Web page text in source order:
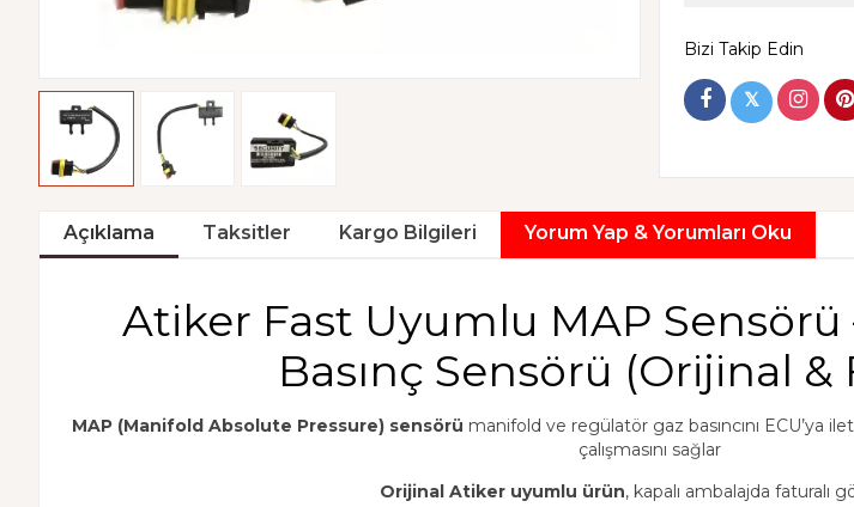
Bizi Takip Edin
𝕏
Açıklama Taksitler Kargo Bilgileri Yorum Yap & Yorumları Oku
Atiker Fast Uyumlu MAP Sensörü
Basınç Sensörü (Orijinal &
MAP (Manifold Absolute Pressure) sensörü manifold ve regülatör gaz basıncını ECU’ya
çalışmasını sağlar
Orijinal Atiker uyumlu ürün, kapalı ambalajda faturalı